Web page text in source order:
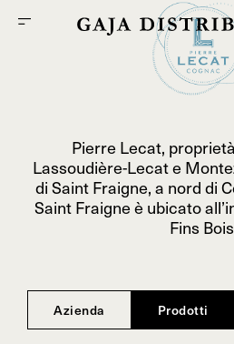
Pierre Lecat,
Lassoudière-Lecat e
di Saint Fraigne, a nord di
Saint Fraigne è ubicato
Fins
Azienda Prodotti